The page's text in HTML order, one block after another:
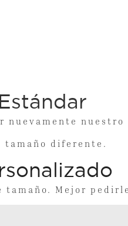
nuestro
tamaño diferente.
tamaño. Mejor